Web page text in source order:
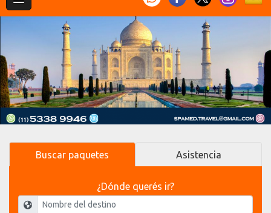
Buscar paquetes Asistencia
¿Dónde querés ir?